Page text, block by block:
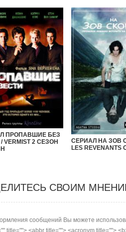
ПРОПАВШИЕ БЕЗ
VERMIST 2 СЕЗОН
СЕРИАЛ НА ЗОВ
LES
СВОИМ
сообщений Вы можете
title=""> <abbr title=""> <acronym title="">